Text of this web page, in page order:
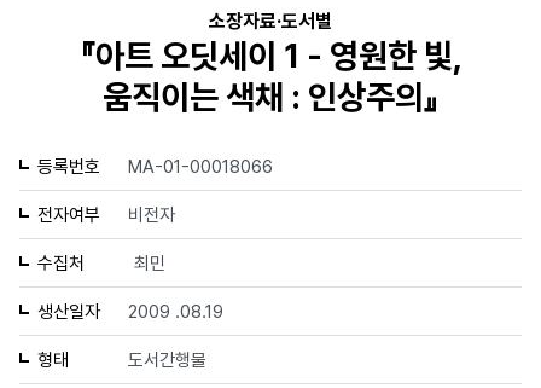
소장자료·도서별
『아트 오딧세이 1 - 영원한 빛,
움직이는 색채 : 인상주의』
등록번호 MA-01-00018066
전자여부 비전자
수집처 최민
생산일자 2009 .08.19
형태 도서간행물